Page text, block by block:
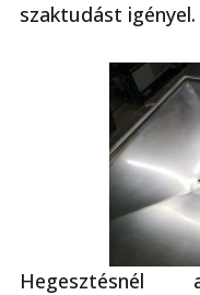
szaktudást igényel.